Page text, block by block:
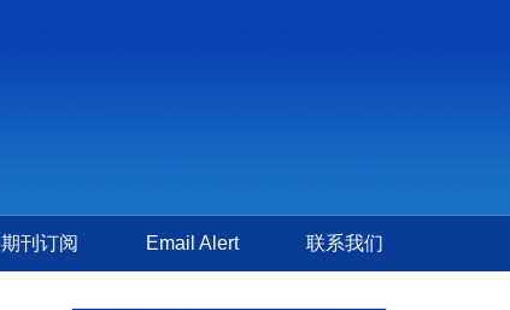
期刊订阅 Email Alert 联系我们